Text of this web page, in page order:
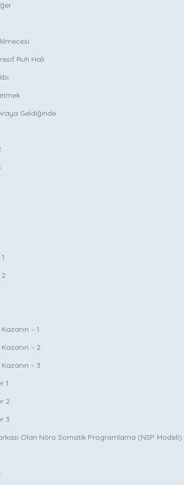
Ruh Hali
Geldiğinde
– 1
Kazanın – 2
Kazanın – 3
1
2
3
Olan Nöro Somatik Programlama (NSP Modeli)